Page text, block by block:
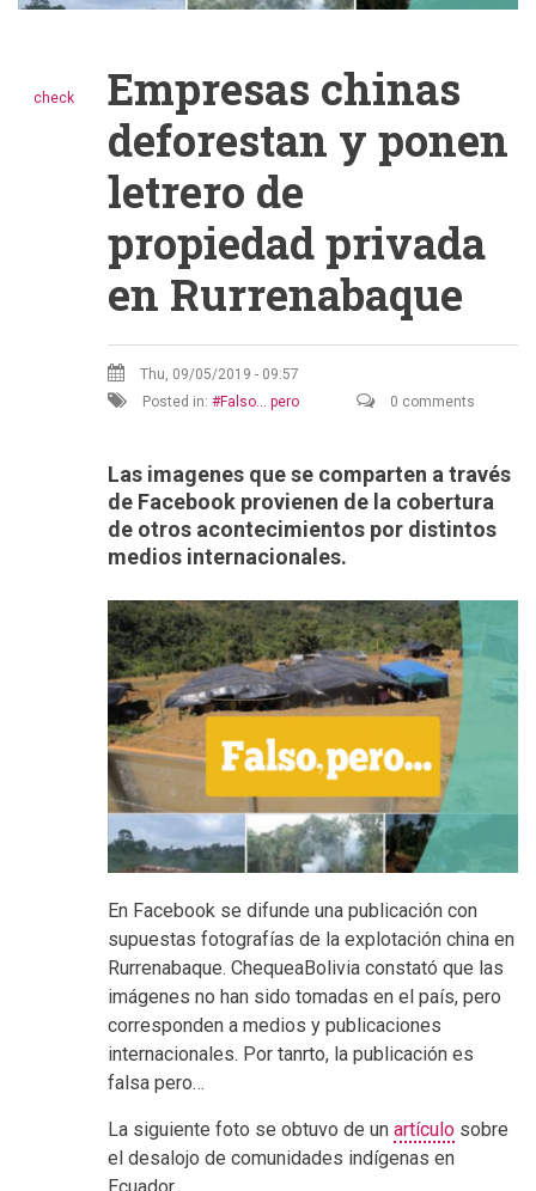
check
Empresas chinas
deforestan y ponen
letrero de
propiedad privada
en Rurrenabaque
Thu, 09/05/2019 - 09:57
Posted in:
Falso... pero 0 comments
Las imagenes que se comparten a través
de Facebook provienen de la cobertura
de otros acontecimientos por distintos
medios internacionales.
En Facebook se difunde una publicación con
supuestas fotografías de la explotación china en
Rurrenabaque. ChequeaBolivia constató que las
imágenes no han sido tomadas en el país, pero
corresponden a medios y publicaciones
internacionales. Por tanrto, la publicación es
falsa pero…
La siguiente foto se obtuvo de un artículo sobre
el desalojo de comunidades indígenas en